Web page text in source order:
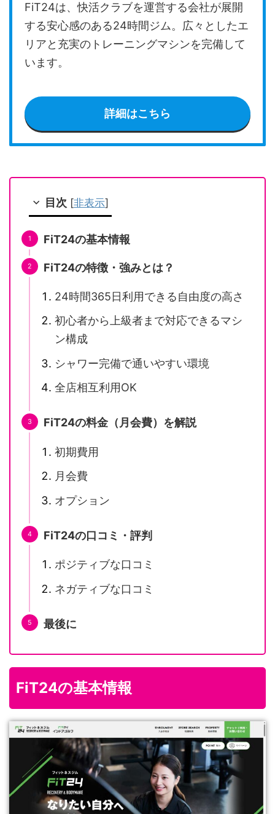
FiT24は、快活クラブを運営する会社が展開
する安心感のある24時間ジム。広々としたエ
リアと充実のトレーニングマシンを完備して
います。
詳細はこちら
目次 [非表示]
FiT24の基本情報
FiT24の特徴・強みとは？
24時間365日利用できる自由度の高さ
初心者から上級者まで対応できるマシ
ン構成
シャワー完備で通いやすい環境
全店相互利用OK
FiT24の料金（月会費）を解説
初期費用
月会費
オプション
FiT24の口コミ・評判
ポジティブな口コミ
ネガティブな口コミ
最後に
FiT24の基本情報